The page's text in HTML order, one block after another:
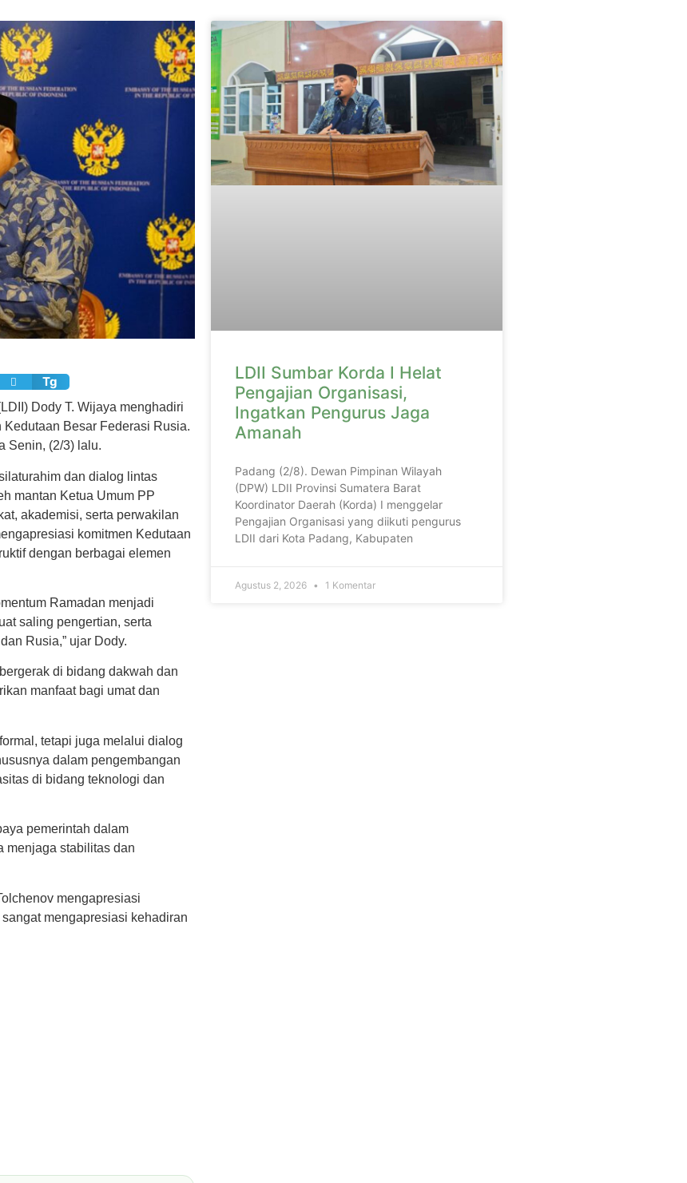
Tg
Dody T. Wijaya menghadiri
Besar Federasi Rusia.
Senin, (2/3) lalu.
dan dialog lintas
mantan Ketua Umum PP
akademisi, serta perwakilan
komitmen Kedutaan
dengan berbagai elemen
Ramadan menjadi
saling pengertian, serta
Rusia,” ujar Dody.
di bidang dakwah dan
manfaat bagi umat dan
tetapi juga melalui dialog
dalam pengembangan
di bidang teknologi dan
pemerintah dalam
menjaga stabilitas dan
mengapresiasi
mengapresiasi kehadiran
LDII Sumbar Korda I Helat
Pengajian Organisasi,
Ingatkan Pengurus Jaga
Amanah
Padang (2/8). Dewan Pimpinan Wilayah
(DPW) LDII Provinsi Sumatera Barat
Koordinator Daerah (Korda) I menggelar
Pengajian Organisasi yang diikuti pengurus
LDII dari Kota Padang, Kabupaten
Agustus 2, 2026 1 Komentar